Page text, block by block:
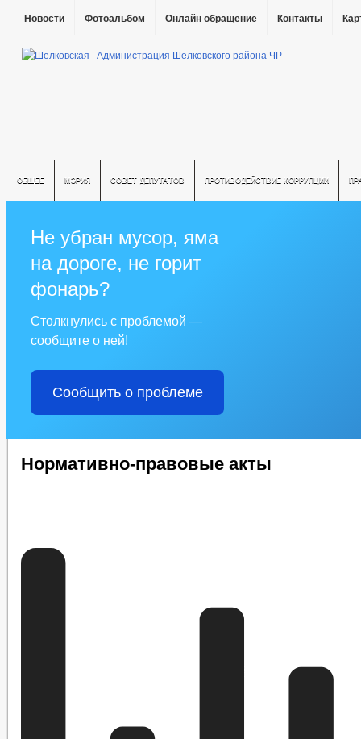
Новости Фотоальбом Онлайн обращение Контакты
ОБЩЕЕ МЭРИЯ СОВЕТ ДЕПУТАТОВ ПРОТИВОДЕЙСТВИЕ КОРРУПЦИИ
Не убран мусор, яма
на дороге, не горит
фонарь?
Столкнулись с проблемой —
сообщите о ней!
Сообщить о проблеме
Нормативно-правовые акты